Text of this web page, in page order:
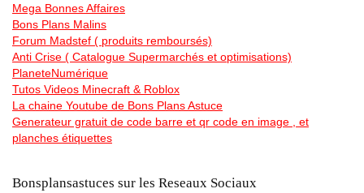
Mega Bonnes Affaires
Bons Plans Malins
Forum Madstef ( produits remboursés)
Anti Crise ( Catalogue Supermarchés et optimisations)
PlaneteNumérique
Tutos Videos Minecraft & Roblox
La chaine Youtube de Bons Plans Astuce
Generateur gratuit de code barre et qr code en image , et
planches étiquettes
Bonsplansastuces sur les Reseaux Sociaux